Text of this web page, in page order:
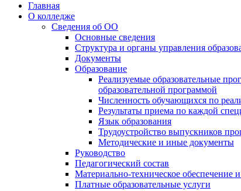
Главная
О колледже
Сведения об ОО
Основные сведения
Структура и органы управления
Документы
Образование
Реализуемые образовательные
образовательной программой
Численность обучающихся по
Результаты приема по каждой
Язык образования
Трудоустройство выпускников
Методические и иные документы
Руководство
Педагогический состав
Материально-техническое обеспечение
Платные образовательные услуги